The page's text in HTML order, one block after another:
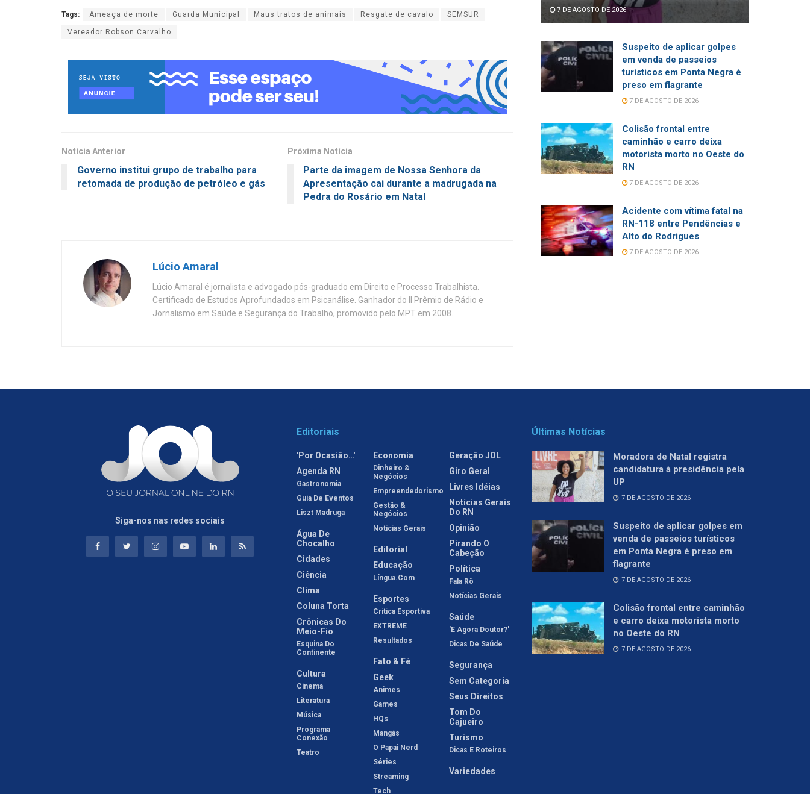
Tags: Ameaça de morte Guarda Municipal Maus tratos de animais Resgate de cavalo SEMSUR
Vereador Robson Carvalho
Notícia Anterior
Governo institui grupo de trabalho para
retomada de produção de petróleo e gás
Próxima Notícia
Parte da imagem de Nossa Senhora da
Apresentação cai durante a madrugada na
Pedra do Rosário em Natal
Lúcio Amaral
Lúcio Amaral é jornalista e advogado pós-graduado em Direito e Processo Trabalhista.
Certificado de Estudos Aprofundados em Psicanálise. Ganhador do II Prêmio de Rádio e
Jornalismo em Saúde e Segurança do Trabalho, promovido pelo MPT em 2008.
7 DE AGOSTO DE 2026
Suspeito de aplicar golpes
em venda de passeios
turísticos em Ponta Negra é
preso em flagrante
7 DE AGOSTO DE 2026
Colisão frontal entre
caminhão e carro deixa
motorista morto no Oeste do
RN
7 DE AGOSTO DE 2026
Acidente com vítima fatal na
RN-118 entre Pendências e
Alto do Rodrigues
7 DE AGOSTO DE 2026
Siga-nos nas redes sociais
Editoriais
'Por Ocasião…'
Agenda RN
Gastronomia
Guia De Eventos
Liszt Madruga
Água De
Chocalho
Cidades
Ciência
Clima
Coluna Torta
Crônicas Do
Meio-Fio
Esquina Do
Continente
Cultura
Cinema
Literatura
Música
Programa
Conexão
Teatro
Economia
Dinheiro &
Negócios
Empreendedorismo
Gestão &
Negócios
Notícias Gerais
Editorial
Educação
Língua.com
Esportes
Crítica Esportiva
EXTREME
Resultados
Fato & Fé
Geek
Animes
Games
HQs
Mangás
O Papai Nerd
Séries
Streaming
Tech
Geração JOL
Giro Geral
Livres Idéias
Notícias Gerais
Do RN
Opinião
Pirando O
Cabeção
Política
Fala Rô
Notícias Gerais
Saúde
'E Agora Doutor?'
Dicas De Saúde
Segurança
Sem Categoria
Seus Direitos
Tom Do
Cajueiro
Turismo
Dicas E Roteiros
Variedades
Últimas Notícias
Moradora de Natal registra
candidatura à presidência pela
UP
7 DE AGOSTO DE 2026
Suspeito de aplicar golpes em
venda de passeios turísticos
em Ponta Negra é preso em
flagrante
7 DE AGOSTO DE 2026
Colisão frontal entre caminhão
e carro deixa motorista morto
no Oeste do RN
7 DE AGOSTO DE 2026